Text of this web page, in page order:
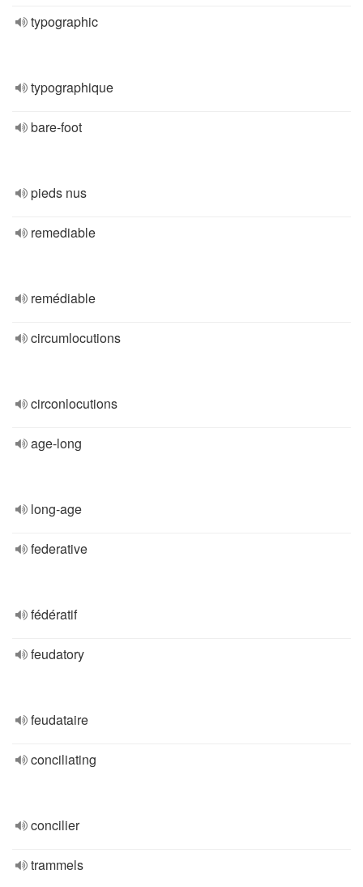
typographic
typographique
bare-foot
pieds nus
remediable
remédiable
circumlocutions
circonlocutions
age-long
long-age
federative
fédératif
feudatory
feudataire
conciliating
concilier
trammels